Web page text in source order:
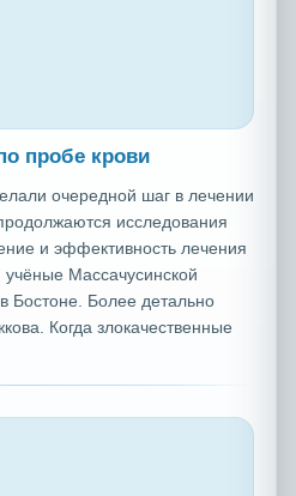
пробе крови
очередной шаг в лечении
исследования
и эффективность лечения
учёные Массачусинской
Бостоне. Более детально
Когда злокачественные